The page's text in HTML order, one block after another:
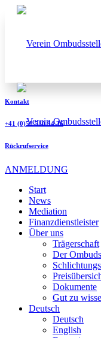
Kontakt
+41 (0)58 510 94 36
Rückrufservice
ANMELDUNG
Start
News
Mediation
Finanzdienstleister
Über uns
Trägerschaft
Der
Dokumente
Gut zu
Deutsch
Deutsch
English